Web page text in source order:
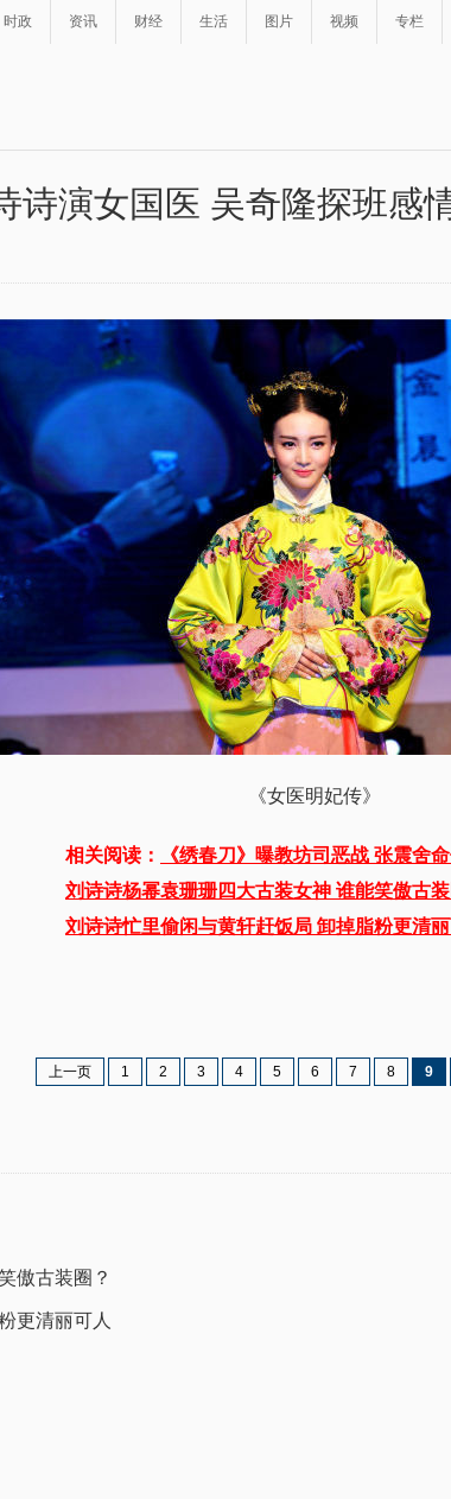
时政 资讯 财经 生活 图片 视频 专栏
诗演女国医 吴奇隆探班感
《女医明妃传》
相关阅读：
《绣春刀》曝教坊司恶战 张震舍
刘诗诗杨幂袁珊珊四大古装女神 谁能笑傲古装
刘诗诗忙里偷闲与黄轩赶饭局 卸掉脂粉更清
上一页 1 2 3 4 5 6 7 8 9
傲古装圈？
更清丽可人